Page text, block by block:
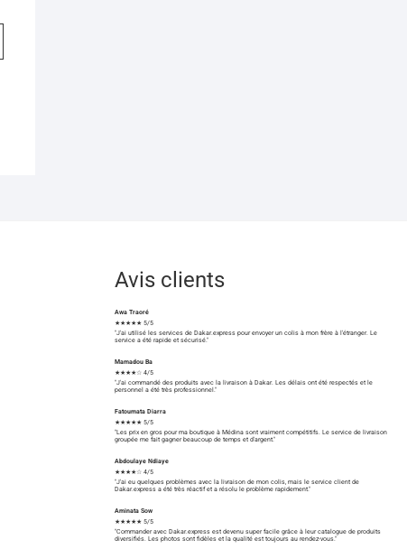
Avis clients
Awa Traoré
★★★★★ 5/5
"J'ai utilisé les services de Dakar.express pour envoyer un colis à mon frère à l'étranger. Le
service a été rapide et sécurisé."
Mamadou Ba
★★★★☆ 4/5
"J'ai commandé des produits avec la livraison à Dakar. Les délais ont été respectés et le
personnel a été très professionnel."
Fatoumata Diarra
★★★★★ 5/5
"Les prix en gros pour ma boutique à Médina sont vraiment compétitifs. Le service de livraison
groupée me fait gagner beaucoup de temps et d'argent."
Abdoulaye Ndiaye
★★★★☆ 4/5
"J'ai eu quelques problèmes avec la livraison de mon colis, mais le service client de
Dakar.express a été très réactif et a résolu le problème rapidement."
Aminata Sow
★★★★★ 5/5
"Commander avec Dakar.express est devenu super facile grâce à leur catalogue de produits
diversifiés. Les photos sont fidèles et la qualité est toujours au rendez-vous."